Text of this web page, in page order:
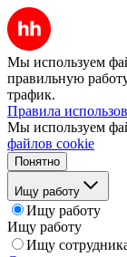
Мы используем
правильную
трафик.
Правила
Мы используем
файлов cookie
Понятно
Ищу работу
Ищу работу
Ищу работу
Ищу